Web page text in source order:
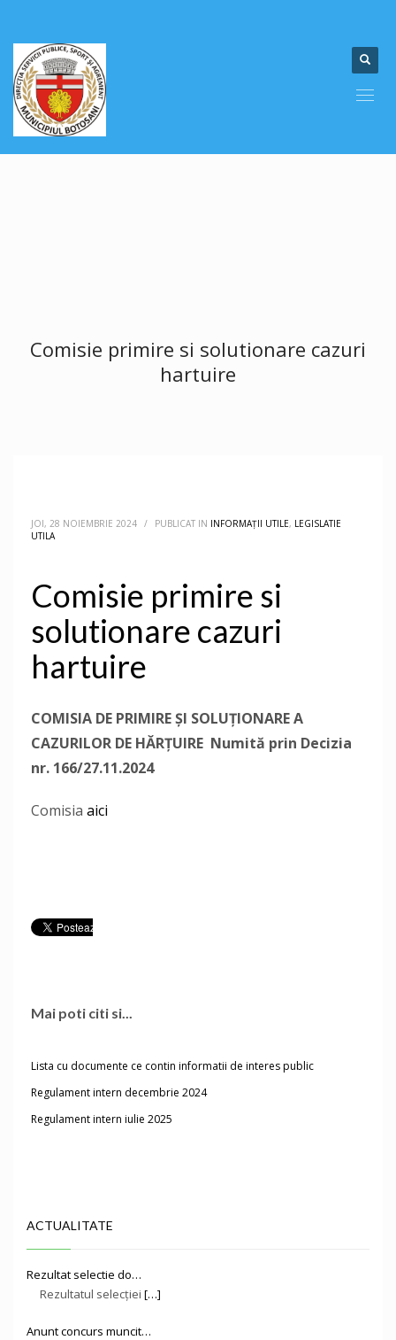
Comisie primire si solutionare cazuri
hartuire
JOI, 28 NOIEMBRIE 2024 / PUBLICAT IN INFORMAȚII UTILE, LEGISLATIE
UTILA
Comisie primire si
solutionare cazuri
hartuire
COMISIA DE PRIMIRE ȘI SOLUȚIONARE A
CAZURILOR DE HĂRȚUIRE Numită prin Decizia
nr. 166/27.11.2024
Comisia aici
Mai poti citi si...
Lista cu documente ce contin informatii de interes public
Regulament intern decembrie 2024
Regulament intern iulie 2025
ACTUALITATE
Rezultat selectie do…
Rezultatul selecției […]
Anunt concurs muncit…